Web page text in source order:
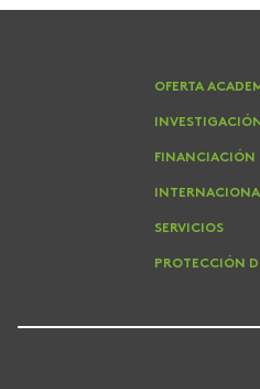
OFERTA
INVESTIGACIÓN
FINANCIACIÓN
SERVICIOS
PROTECCIÓN